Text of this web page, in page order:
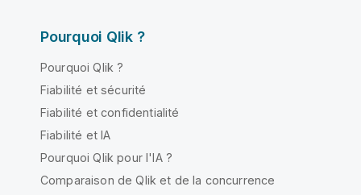
Pourquoi Qlik ?
Pourquoi Qlik ?
Fiabilité et sécurité
Fiabilité et confidentialité
Fiabilité et IA
Pourquoi Qlik pour l'IA ?
Comparaison de Qlik et de la concurrence